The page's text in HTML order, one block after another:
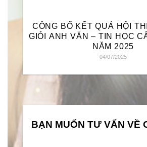
CÔNG BỐ KẾT QUẢ HỘI
GIỎI ANH VĂN – TIN HỌC
NĂM 2025
04/07/2025
BẠN MUỐN TƯ VẤN VỀ